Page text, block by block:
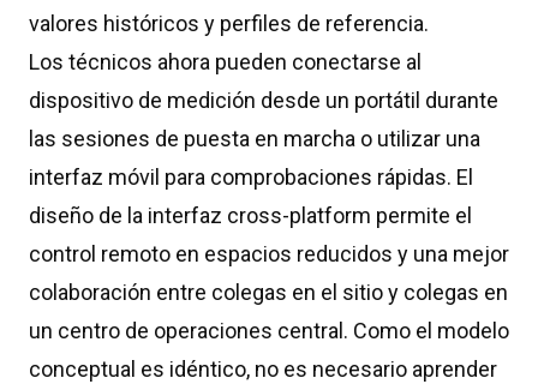
valores históricos y perfiles de referencia.
Los técnicos ahora pueden conectarse al
dispositivo de medición desde un portátil durante
las sesiones de puesta en marcha o utilizar una
interfaz móvil para comprobaciones rápidas. El
diseño de la interfaz cross-platform permite el
control remoto en espacios reducidos y una mejor
colaboración entre colegas en el sitio y colegas en
un centro de operaciones central. Como el modelo
conceptual es idéntico, no es necesario aprender